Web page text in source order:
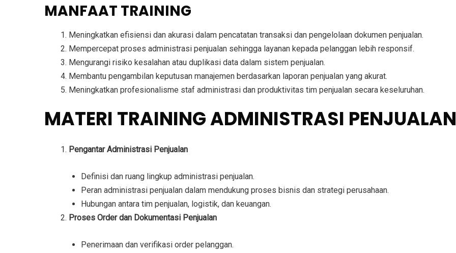
MANFAAT TRAINING
Meningkatkan efisiensi dan akurasi dalam pencatatan transaksi dan pengelolaan dokumen penjualan.
Mempercepat proses administrasi penjualan sehingga layanan kepada pelanggan lebih responsif.
Mengurangi risiko kesalahan atau duplikasi data dalam sistem penjualan.
Membantu pengambilan keputusan manajemen berdasarkan laporan penjualan yang akurat.
Meningkatkan profesionalisme staf administrasi dan produktivitas tim penjualan secara keseluruhan.
MATERI TRAINING ADMINISTRASI PENJUALAN
Pengantar Administrasi Penjualan
Definisi dan ruang lingkup administrasi penjualan.
Peran administrasi penjualan dalam mendukung proses bisnis dan strategi perusahaan.
Hubungan antara tim penjualan, logistik, dan keuangan.
Proses Order dan Dokumentasi Penjualan
Penerimaan dan verifikasi order pelanggan.